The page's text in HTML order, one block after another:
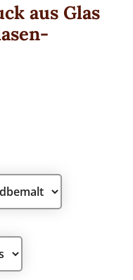
aus Glas
aus Glas